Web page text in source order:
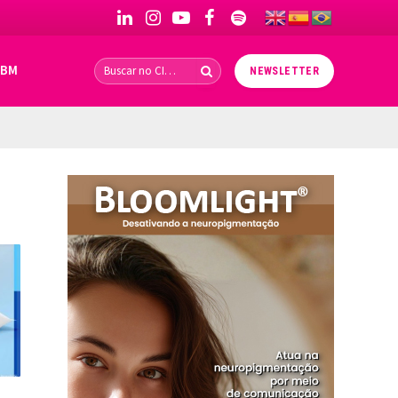
LinkedInInstagramYouTubeFacebookSpotify
NEWSLETTER